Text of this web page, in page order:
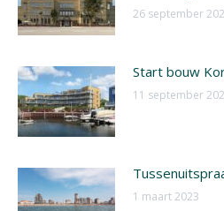
26 september
Start bouw
11 september
1 maart 2023